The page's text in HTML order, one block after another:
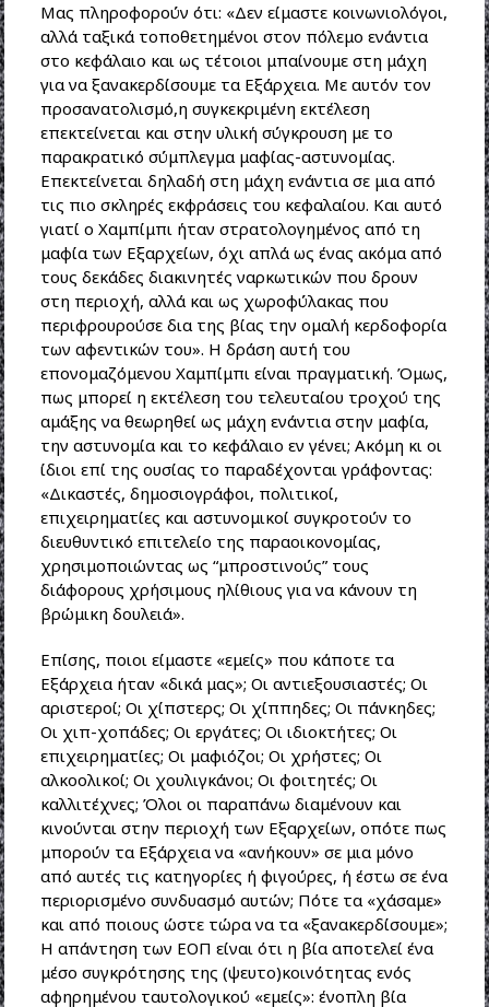
Μας πληροφορούν ότι: «Δεν είμαστε κοινωνιολόγοι,
αλλά ταξικά τοποθετημένοι στον πόλεμο ενάντια
στο κεφάλαιο και ως τέτοιοι μπαίνουμε στη μάχη
για να ξανακερδίσουμε τα Εξάρχεια. Με αυτόν τον
προσανατολισμό,η συγκεκριμένη εκτέλεση
επεκτείνεται και στην υλική σύγκρουση με το
παρακρατικό σύμπλεγμα μαφίας-αστυνομίας.
Επεκτείνεται δηλαδή στη μάχη ενάντια σε μια από
τις πιο σκληρές εκφράσεις του κεφαλαίου. Και αυτό
γιατί ο Χαμπίμπι ήταν στρατολογημένος από τη
μαφία των Εξαρχείων, όχι απλά ως ένας ακόμα από
τους δεκάδες διακινητές ναρκωτικών που δρουν
στη περιοχή, αλλά και ως χωροφύλακας που
περιφρουρούσε δια της βίας την ομαλή κερδοφορία
των αφεντικών του». Η δράση αυτή του
επονομαζόμενου Χαμπίμπι είναι πραγματική. Όμως,
πως μπορεί η εκτέλεση του τελευταίου τροχού της
αμάξης να θεωρηθεί ως μάχη ενάντια στην μαφία,
την αστυνομία και το κεφάλαιο εν γένει; Ακόμη κι οι
ίδιοι επί της ουσίας το παραδέχονται γράφοντας:
«Δικαστές, δημοσιογράφοι, πολιτικοί,
επιχειρηματίες και αστυνομικοί συγκροτούν το
διευθυντικό επιτελείο της παραοικονομίας,
χρησιμοποιώντας ως “μπροστινούς” τους
διάφορους χρήσιμους ηλίθιους για να κάνουν τη
βρώμικη δουλειά».
Επίσης, ποιοι είμαστε «εμείς» που κάποτε τα
Εξάρχεια ήταν «δικά μας»; Οι αντιεξουσιαστές; Οι
αριστεροί; Οι χίπστερς; Οι χίππηδες; Οι πάνκηδες;
Οι χιπ-χοπάδες; Οι εργάτες; Οι ιδιοκτήτες; Οι
επιχειρηματίες; Οι μαφιόζοι; Οι χρήστες; Οι
αλκοολικοί; Οι χουλιγκάνοι; Οι φοιτητές; Οι
καλλιτέχνες; Όλοι οι παραπάνω διαμένουν και
κινούνται στην περιοχή των Εξαρχείων, οπότε πως
μπορούν τα Εξάρχεια να «ανήκουν» σε μια μόνο
από αυτές τις κατηγορίες ή φιγούρες, ή έστω σε ένα
περιορισμένο συνδυασμό αυτών; Πότε τα «χάσαμε»
και από ποιους ώστε τώρα να τα «ξανακερδίσουμε»;
Η απάντηση των ΕΟΠ είναι ότι η βία αποτελεί ένα
μέσο συγκρότησης της (ψευτο)κοινότητας ενός
αφηρημένου ταυτολογικού «εμείς»: ένοπλη βία